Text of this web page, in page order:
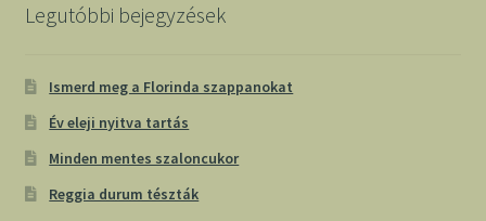
Legutóbbi bejegyzések
Ismerd meg a Florinda szappanokat
Év eleji nyitva tartás
Minden mentes szaloncukor
Reggia durum tészták